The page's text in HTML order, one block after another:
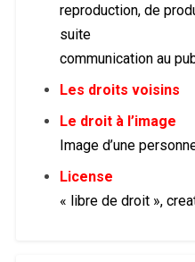
reproduction, de
suite
communication au
Les droits voisins
Le droit à l’image
Image d’une
License
« libre de droit »,